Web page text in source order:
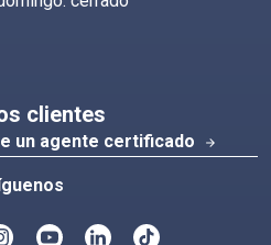
clientes
un agente certificado arrow_forward